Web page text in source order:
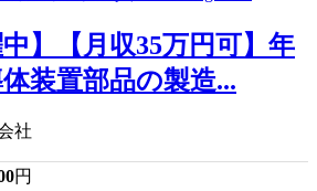
中】【月収35万円可】年
装置部品の製造...
社
円